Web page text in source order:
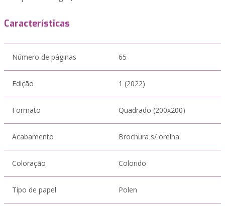
Características
Número de páginas 65
Edição 1 (2022)
Formato Quadrado (200x200)
Acabamento Brochura s/ orelha
Coloração Colorido
Tipo de papel Polen